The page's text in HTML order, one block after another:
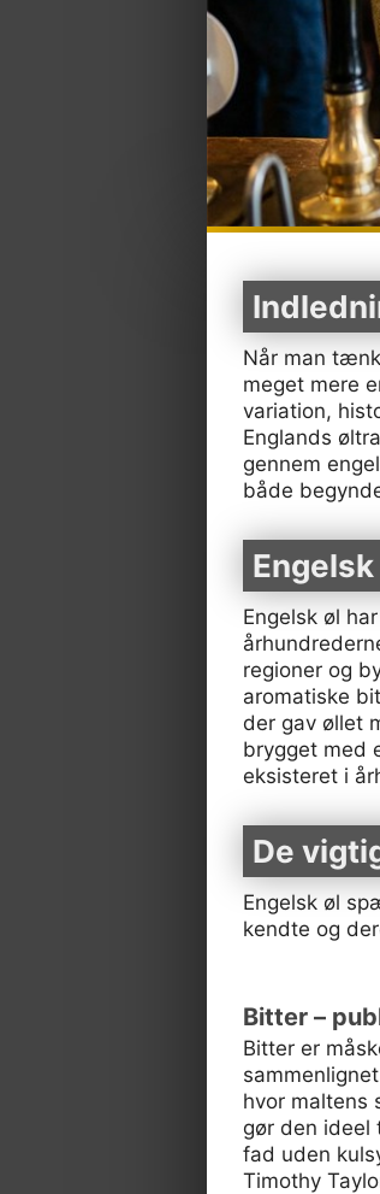
Når man
meget mere
variation,
Englands
gennem
både
Engelsk øl
regioner og
aromatiske
der gav øllet
brygget med
eksisteret i
De
Engelsk øl
kendte og
Bitter –
Bitter er
hvor maltens
gør den ideel
fad uden
Timothy